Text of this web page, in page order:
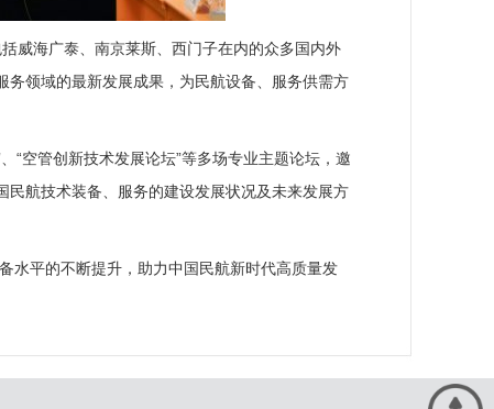
威海广泰、南京莱斯、西门子在内的众多国内外
领域的最新发展成果，为民航设备、服务供需方
“空管创新技术发展论坛”等多场专业主题论坛，邀
航技术装备、服务的建设发展状况及未来发展方
水平的不断提升，助力中国民航新时代高质量发